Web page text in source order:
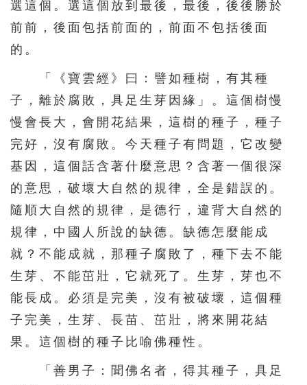
391 392 393 394 395
396 397 398 399 400
407 408 409 410
416 417 418 419 420
421 422 423 424 425
426 427 428 429 430
431 432 433 434 435
441 442 443 444 445
446 447 448 449 450
451 452 453 454 455
456 457 458 459
461 462 463 464 465
選這個。選這個放到最後，最後，後後勝於
前前，後面包括前面的，前面不包括後面
的。
「《寶雲經》曰：譬如種樹，有其種
子，離於腐敗，具足生芽因緣」。這個樹慢
慢會長大，會開花結果，這樹的種子，種子
完好，沒有腐敗。今天種子有問題，它改變
基因，這個話含著什麼意思？含著一個很深
的意思，破壞大自然的規律，全是錯誤的。
隨順大自然的規律，是德行，違背大自然的
規律，中國人所說的缺德。缺德怎麼能成
就？不能成就，那種子腐敗了，種下去不能
生芽、不能茁壯，它就死了。生芽，芽也不
能長成。必須是完美，沒有被破壞，這個種
子完美，生芽、長苗、茁壯，將來開花結
果。這個樹的種子比喻佛種性。
「善男子：聞佛名者，得其種子，具足